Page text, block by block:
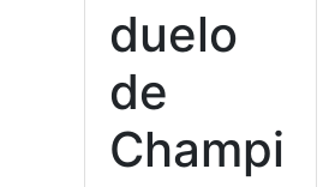
duelo
de
Champi